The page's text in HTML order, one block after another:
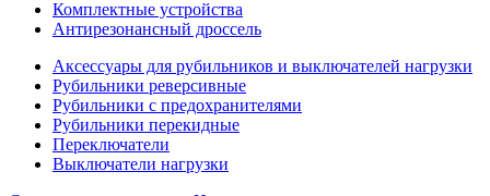
Комплектные устройства
Антирезонансный дроссель
Аксессуары для рубильников и выключателей нагрузки
Рубильники реверсивные
Рубильники с предохранителями
Рубильники перекидные
Переключатели
Выключатели нагрузки